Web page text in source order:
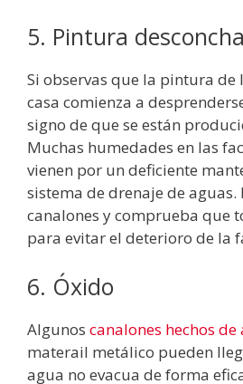
5. Pintura
Si observas que la pintura de
casa comienza a
signo de que se están
Muchas humedades en las
vienen por un deficiente
sistema de drenaje de aguas.
canalones y comprueba que
para evitar el deterioro de la
6. Óxido
Algunos canalones hechos
materail metálico pueden
agua no evacua de forma